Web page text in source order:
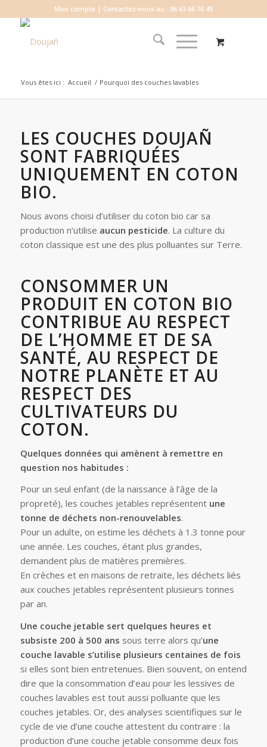
Mon compte | Contactez-nous au : 06 63 66 76 45
Vous êtes ici : Accueil / Pourquoi des couches lavables
LES COUCHES DOUJAÑ
SONT FABRIQUÉES
UNIQUEMENT EN COTON
BIO.
Nous avons choisi d’utiliser du coton bio car sa
production n’utilise aucun pesticide. La culture du
coton classique est une des plus polluantes sur Terre.
CONSOMMER UN
PRODUIT EN COTON BIO
CONTRIBUE AU RESPECT
DE L’HOMME ET DE SA
SANTÉ, AU RESPECT DE
NOTRE PLANÈTE ET AU
RESPECT DES
CULTIVATEURS DU
COTON.
Quelques données qui amènent à remettre en
question nos habitudes :
Pour un seul enfant (de la naissance à l’âge de la
propreté), les couches jetables représentent une
tonne de déchets non-renouvelables.
Pour un adulte, on estime les déchets à 1.3 tonne pour
une année. Les couches, étant plus grandes,
demandent plus de matières premières.
En crèches et en maisons de retraite, les déchets liés
aux couches jetables représentent plusieurs tonnes
par an.
Une couche jetable sert quelques heures et
subsiste 200 à 500 ans sous terre alors qu’une
couche lavable s’utilise plusieurs centaines de fois
si elles sont bien entretenues. Bien souvent, on entend
dire que la consommation d’eau pour les lessives de
couches lavables est tout aussi polluante que les
couches jetables. Or, des analyses scientifiques sur le
cycle de vie d’une couche attestent du contraire : la
production d’une couche jetable consomme deux fois